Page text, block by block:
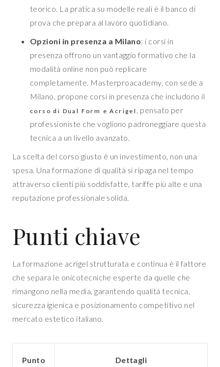
teorico. La pratica su modelle reali è il banco di
prova che prepara al lavoro quotidiano.
Opzioni in presenza a Milano: i corsi in
presenza offrono un vantaggio formativo che la
modalità online non può replicare
completamente. Masterproacademy, con sede a
Milano, propone corsi in presenza che includono il
corso di Dual Form e Acrigel
, pensato per
professioniste che vogliono padroneggiare questa
tecnica a un livello avanzato.
La scelta del corso giusto è un investimento, non una
spesa. Una formazione di qualità si ripaga nel tempo
attraverso clienti più soddisfatte, tariffe più alte e una
reputazione professionale solida.
Punti chiave
La formazione acrigel strutturata e continua è il fattore
che separa le onicotecniche esperte da quelle che
rimangono nella media, garantendo qualità tecnica,
sicurezza igienica e posizionamento competitivo nel
mercato estetico italiano.
Punto Dettagli